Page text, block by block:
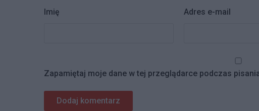
Imię Adres e-mail
Zapamiętaj moje dane w tej przeglądarce podczas